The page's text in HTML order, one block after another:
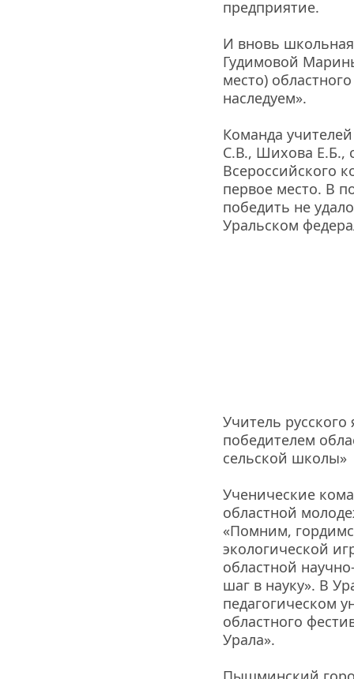
предприятие.
И вновь
Гудимовой
место)
наследуем».
Команда
С.В., Шихова Е.Б.,
Всероссийского
первое место. В
победить не
Уральском
Учитель
победителем
сельской школы»
Ученические
областной
«Помним,
экологической
областной
шаг в науку». В
педагогическом
областного
Урала».